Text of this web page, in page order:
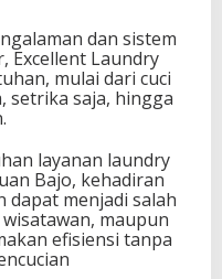
dan sistem
Excellent Laundry
mulai dari cuci
setrika saja, hingga
layanan laundry
Bajo, kehadiran
dapat menjadi salah
maupun
efisiensi tanpa